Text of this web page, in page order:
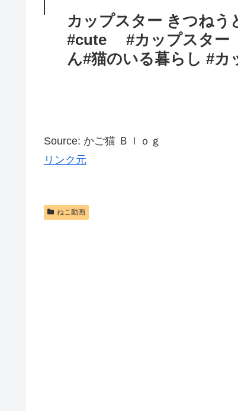
カップスター きつね
#cute #カップスタ
ん#猫のいる暮らし #
Source: かご猫 Ｂｌｏｇ
リンク元
ねこ動画